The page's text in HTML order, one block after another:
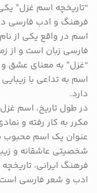
“تاریخچه اسم غزل”
فرهنگ و ادب فارسی
اسم در واقع یکی از
فارسی ‌زبان است و از
“غزل” به معنای عشق
اسم به تداعی با
دارد.
در طول تاریخ، اسم
مکرر به کار رفته و
عنوان یک اسم محبوب
شخصیتی عاشقانه و
فرهنگ ایرانی،
ادب و شعر فارسی است